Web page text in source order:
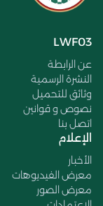
LWF03
عن الرابطة
النشرة الرسمية
وثائق للتحميل
نصوص و قوانين
اتصل بنا
الإعلام
الأخبار
معرض الفيديوهات
معرض الصور